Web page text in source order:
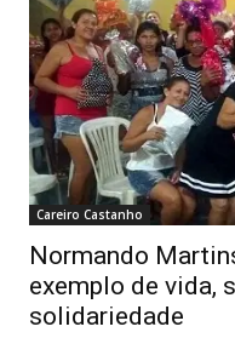
Careiro Castanho
Normando
exemplo de vida,
solidariedade